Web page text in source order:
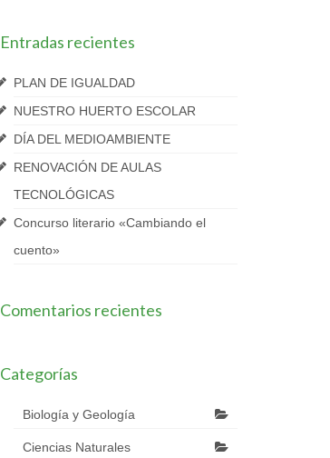
Entradas recientes
PLAN DE IGUALDAD
NUESTRO HUERTO ESCOLAR
DÍA DEL MEDIOAMBIENTE
RENOVACIÓN DE AULAS
TECNOLÓGICAS
Concurso literario «Cambiando el
cuento»
Comentarios recientes
Categorías
Biología y Geología
Ciencias Naturales